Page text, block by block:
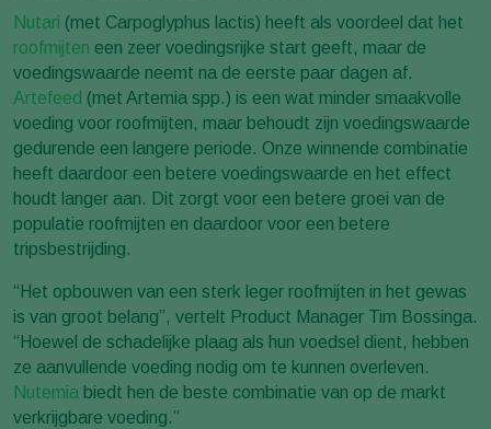
Nutari (met Carpoglyphus lactis) heeft als voordeel dat het
roofmijten een zeer voedingsrijke start geeft, maar de
voedingswaarde neemt na de eerste paar dagen af.
Artefeed (met Artemia spp.) is een wat minder smaakvolle
voeding voor roofmijten, maar behoudt zijn voedingswaarde
gedurende een langere periode. Onze winnende combinatie
heeft daardoor een betere voedingswaarde en het effect
houdt langer aan. Dit zorgt voor een betere groei van de
populatie roofmijten en daardoor voor een betere
tripsbestrijding.
“Het opbouwen van een sterk leger roofmijten in het gewas
is van groot belang”, vertelt Product Manager Tim Bossinga.
“Hoewel de schadelijke plaag als hun voedsel dient, hebben
ze aanvullende voeding nodig om te kunnen overleven.
Nutemia biedt hen de beste combinatie van op de markt
verkrijgbare voeding.”